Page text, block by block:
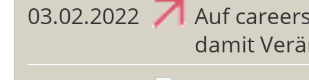
03.02.2022
Auf
damit